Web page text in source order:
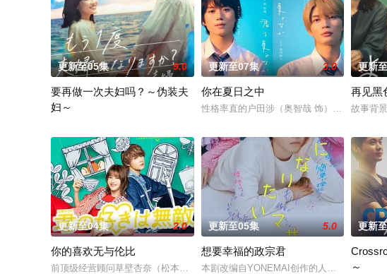
更新至05集 9.0
要再做一次夫妇吗？～伪装夫
妇～
更新至07集 3.0
你在夏日之中
性格率直的户田涉（奥智哉 饰）与校园风云
更新
再见黑
故事背
更新至04集 2.0
你的喜欢无与伦比
前顶级经营顾问草壁杏奈（松本若菜 饰）辞去高薪工作后，以零工维生。某次兼
更新至05集 5.0
想要幸福的政宗君
本剧改编自YONEMAI创作的人气漫画，系列
更新
～